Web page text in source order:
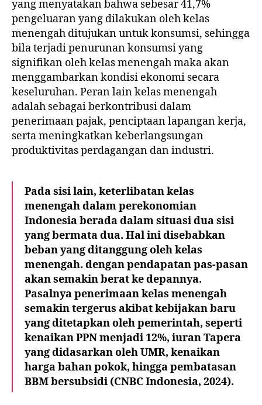
yang menyatakan bahwa sebesar 41,7%
pengeluaran yang dilakukan oleh kelas
menengah ditujukan untuk konsumsi, sehingga
bila terjadi penurunan konsumsi yang
signifikan oleh kelas menengah maka akan
menggambarkan kondisi ekonomi secara
keseluruhan. Peran lain kelas menengah
adalah sebagai berkontribusi dalam
penerimaan pajak, penciptaan lapangan kerja,
serta meningkatkan keberlangsungan
produktivitas perdagangan dan industri.
Pada sisi lain, keterlibatan kelas
menengah dalam perekonomian
Indonesia berada dalam situasi dua sisi
yang bermata dua. Hal ini disebabkan
beban yang ditanggung oleh kelas
menengah. dengan pendapatan pas-pasan
akan semakin berat ke depannya.
Pasalnya penerimaan kelas menengah
semakin tergerus akibat kebijakan baru
yang ditetapkan oleh pemerintah, seperti
kenaikan PPN menjadi 12%, iuran Tapera
yang didasarkan oleh UMR, kenaikan
harga bahan pokok, hingga pembatasan
BBM bersubsidi (CNBC Indonesia, 2024).